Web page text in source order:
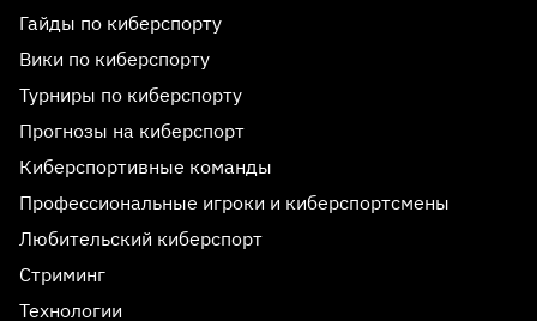
Гайды по киберспорту
Вики по киберспорту
Турниры по киберспорту
Прогнозы на киберспорт
Киберспортивные команды
Профессиональные игроки и киберспортсмены
Любительский киберспорт
Стриминг
Технологии